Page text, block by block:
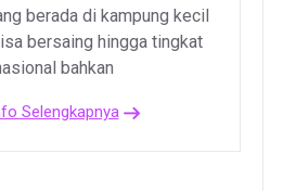
berada di kampung kecil
bersaing hingga tingkat
bahkan
Selengkapnya